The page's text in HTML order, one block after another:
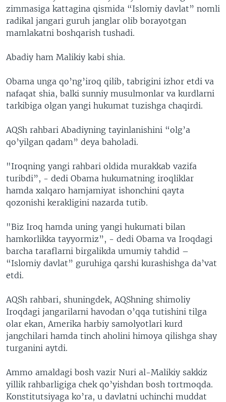
zimmasiga kattagina qismida “Islomiy davlat” nomli
radikal jangari guruh janglar olib borayotgan
mamlakatni boshqarish tushadi.
Abadiy ham Malikiy kabi shia.
Obama unga qo’ng’iroq qilib, tabrigini izhor etdi va
nafaqat shia, balki sunniy musulmonlar va kurdlarni
tarkibiga olgan yangi hukumat tuzishga chaqirdi.
AQSh rahbari Abadiyning tayinlanishini “olg’a
qo’yilgan qadam” deya baholadi.
"Iroqning yangi rahbari oldida murakkab vazifa
turibdi”, - dedi Obama hukumatning iroqliklar
hamda xalqaro hamjamiyat ishonchini qayta
qozonishi kerakligini nazarda tutib.
"Biz Iroq hamda uning yangi hukumati bilan
hamkorlikka tayyormiz”, - dedi Obama va Iroqdagi
barcha taraflarni birgalikda umumiy tahdid –
“Islomiy davlat” guruhiga qarshi kurashishga da’vat
etdi.
AQSh rahbari, shuningdek, AQShning shimoliy
Iroqdagi jangarilarni havodan o’qqa tutishini tilga
olar ekan, Amerika harbiy samolyotlari kurd
jangchilari hamda tinch aholini himoya qilishga shay
turganini aytdi.
Ammo amaldagi bosh vazir Nuri al-Malikiy sakkiz
yillik rahbarligiga chek qo’yishdan bosh tortmoqda.
Konstitutsiyaga ko’ra, u davlatni uchinchi muddat